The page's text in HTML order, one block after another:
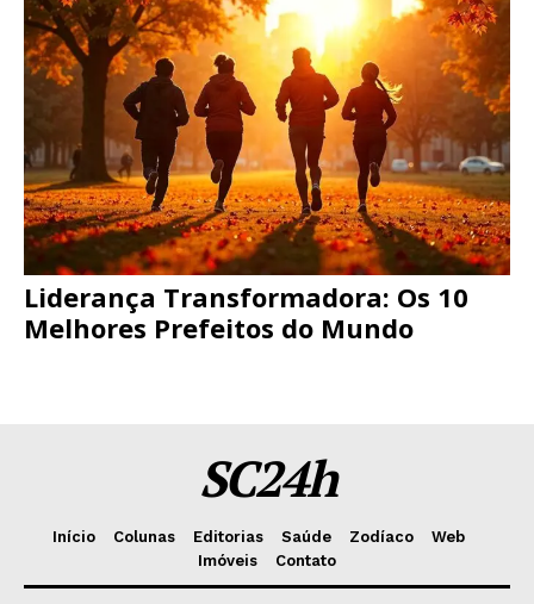
Liderança Transformadora: Os 10
Melhores Prefeitos do Mundo
SC24h
Início Colunas Editorias Saúde Zodíaco
Web
Imóveis
Contato